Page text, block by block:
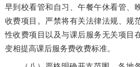
早到校看管和自习、午餐午休看管、
收费项目。严禁将有关法律法规、规
性收费项目以及与课后服务无关项目
变相提高课后服务费收费标准。